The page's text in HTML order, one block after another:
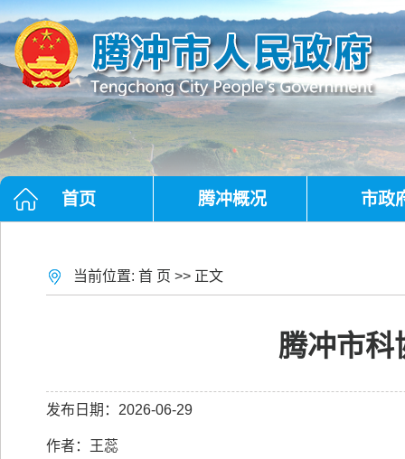
首页 腾冲概况 市政
当前位置: 首 页 >> 正文
腾冲市科
发布日期：2026-06-29
作者：王蕊